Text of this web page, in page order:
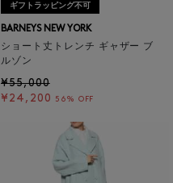
ギフトラッピング不可
BARNEYS NEW YORK
ショート丈トレンチ ギャザー ブ
ルゾン
¥55,000
¥24,200
56% OFF